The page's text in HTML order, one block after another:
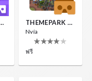
Tunnel VR THEMEPARK VR
Nvía
ฟรี